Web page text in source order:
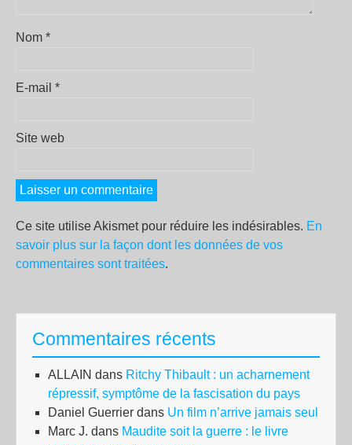
Nom *
E-mail *
Site web
Ce site utilise Akismet pour réduire les indésirables. En
savoir plus sur la façon dont les données de vos
commentaires sont traitées.
Commentaires récents
ALLAIN dans Ritchy Thibault : un acharnement
répressif, symptôme de la fascisation du pays
Daniel Guerrier dans Un film n’arrive jamais seul
Marc J. dans Maudite soit la guerre : le livre